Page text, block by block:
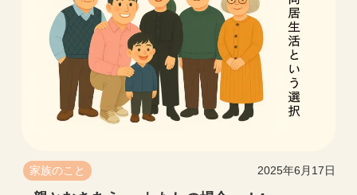
家族のこと 2025年6月17日